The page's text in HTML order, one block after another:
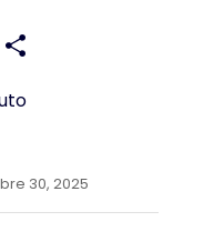
Email
30, 2025